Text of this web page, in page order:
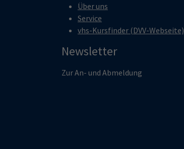
Über uns
Service
vhs-Kursfinder (DVV-Webseite)
Newsletter
Zur An- und Abmeldung